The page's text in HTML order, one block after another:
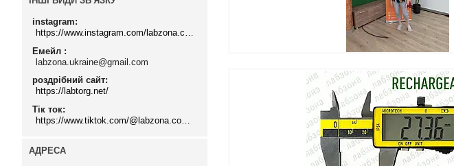
instagram
https://www.instagram.com/labzona.com.ua/
Емейл
labzona.ukraine@gmail.com
роздрібний сайт
https://labtorg.net/
Тік ток